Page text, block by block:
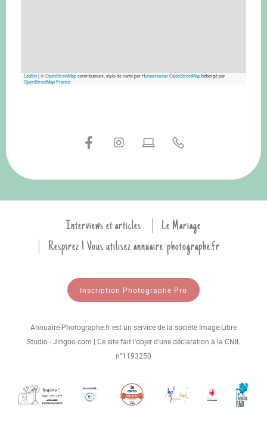
Leaflet|©OpenStreetMapcontributeurs, style de carte parHumanitarian OpenStreetMaphébergé par
OpenStreetMap France
Interviews et articles
Le Mariage
Respirez ! Vous utilisez annuaire-photographe.fr
Inscription Photographe Pro
Annuaire-Photographe.fr est un service de la société Image-Libre
Studio - Jingoo.com | Ce site fait l'objet d'une déclaration à la CNIL
n°1193250